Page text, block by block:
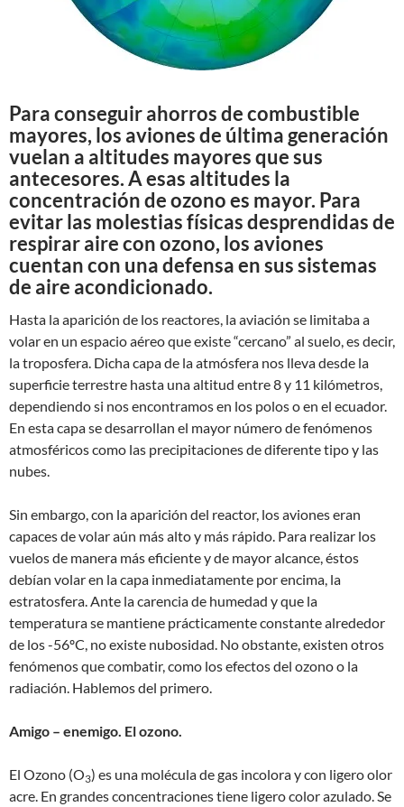
Para conseguir ahorros de combustible
mayores, los aviones de última generación
vuelan a altitudes mayores que sus
antecesores. A esas altitudes la
concentración de ozono es mayor. Para
evitar las molestias físicas desprendidas de
respirar aire con ozono, los aviones
cuentan con una defensa en sus sistemas
de aire acondicionado.
Hasta la aparición de los reactores, la aviación se limitaba a
volar en un espacio aéreo que existe “cercano” al suelo, es decir,
la troposfera. Dicha capa de la atmósfera nos lleva desde la
superficie terrestre hasta una altitud entre 8 y 11 kilómetros,
dependiendo si nos encontramos en los polos o en el ecuador.
En esta capa se desarrollan el mayor número de fenómenos
atmosféricos como las precipitaciones de diferente tipo y las
nubes.
Sin embargo, con la aparición del reactor, los aviones eran
capaces de volar aún más alto y más rápido. Para realizar los
vuelos de manera más eficiente y de mayor alcance, éstos
debían volar en la capa inmediatamente por encima, la
estratosfera. Ante la carencia de humedad y que la
temperatura se mantiene prácticamente constante alrededor
de los -56ºC, no existe nubosidad. No obstante, existen otros
fenómenos que combatir, como los efectos del ozono o la
radiación. Hablemos del primero.
Amigo – enemigo. El ozono.
El Ozono (O3) es una molécula de gas incolora y con ligero olor
acre. En grandes concentraciones tiene ligero color azulado. Se